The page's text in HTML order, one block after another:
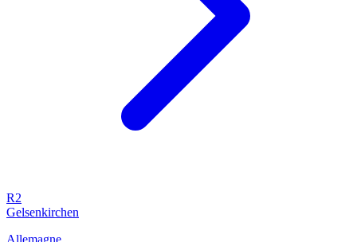
R2
Gelsenkirchen
Allemagne